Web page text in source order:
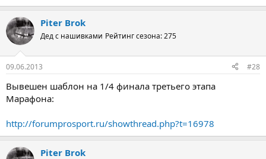
Piter Brok
Дед с нашивками Рейтинг сезона: 275
09.06.2013 #28
Вывешен шаблон на 1/4 финала третьего этапа
Марафона:
http://forumprosport.ru/showthread.php?t=16978
Piter Brok